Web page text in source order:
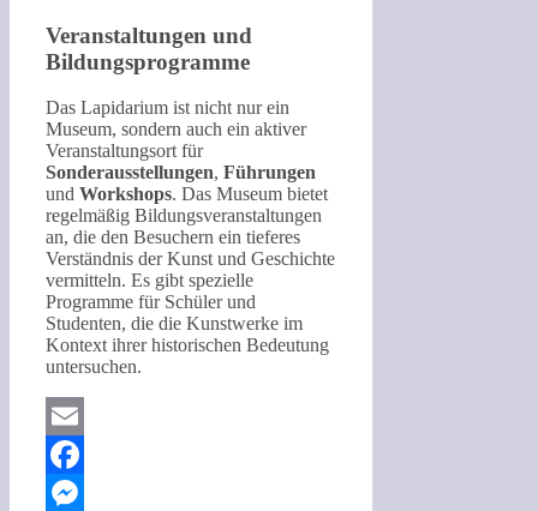
Veranstaltungen und
Bildungsprogramme
Das Lapidarium ist nicht nur ein
Museum, sondern auch ein aktiver
Veranstaltungsort für
Sonderausstellungen, Führungen
und Workshops. Das Museum bietet
regelmäßig Bildungsveranstaltungen
an, die den Besuchern ein tieferes
Verständnis der Kunst und Geschichte
vermitteln. Es gibt spezielle
Programme für Schüler und
Studenten, die die Kunstwerke im
Kontext ihrer historischen Bedeutung
untersuchen.
Email
Facebook